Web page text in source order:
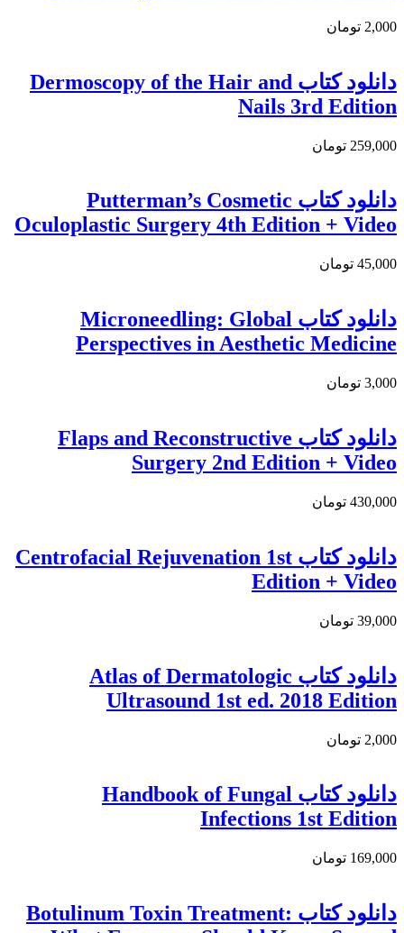
2,000 تومان
دانلود کتاب Dermoscopy of the Hair and
Nails 3rd Edition
259,000 تومان
دانلود کتاب Putterman’s Cosmetic
Oculoplastic Surgery 4th Edition + Video
45,000 تومان
دانلود کتاب Microneedling: Global
Perspectives in Aesthetic Medicine
3,000 تومان
دانلود کتاب Flaps and Reconstructive
Surgery 2nd Edition + Video
430,000 تومان
دانلود کتاب Centrofacial Rejuvenation 1st
Edition + Video
39,000 تومان
دانلود کتاب Atlas of Dermatologic
Ultrasound 1st ed. 2018 Edition
2,000 تومان
دانلود کتاب Handbook of Fungal
Infections 1st Edition
169,000 تومان
دانلود کتاب Botulinum Toxin Treatment: